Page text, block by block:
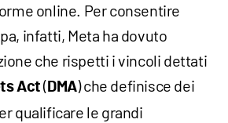
online. Per consentire
infatti, Meta ha dovuto
che rispetti i vincoli dettati
Act( DMA) che definisce dei
qualificare le grandi